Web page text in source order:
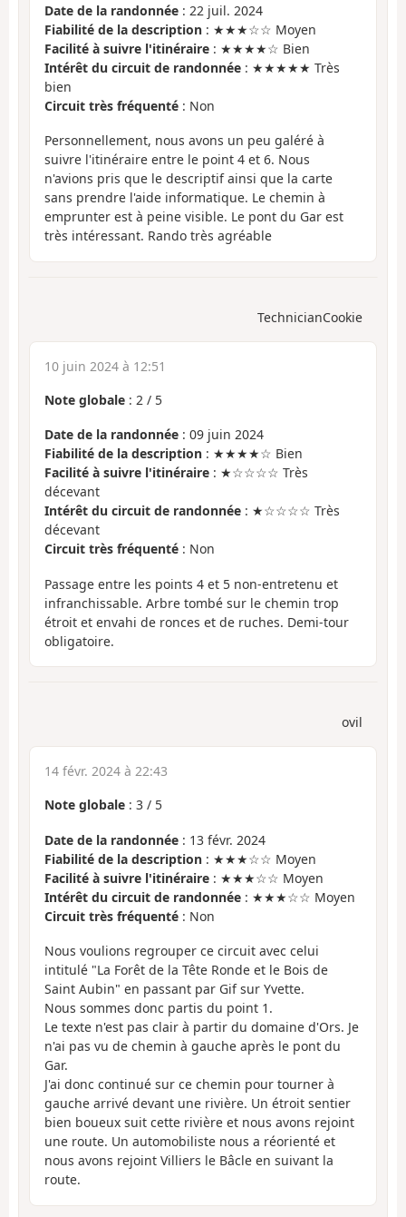
Date de la randonnée : 22 juil. 2024
Fiabilité de la description : ★★★☆☆ Moyen
Facilité à suivre l'itinéraire : ★★★★☆ Bien
Intérêt du circuit de randonnée : ★★★★★ Très
bien
Circuit très fréquenté : Non
Personnellement, nous avons un peu galéré à
suivre l'itinéraire entre le point 4 et 6. Nous
n'avions pris que le descriptif ainsi que la carte
sans prendre l'aide informatique. Le chemin à
emprunter est à peine visible. Le pont du Gar est
très intéressant. Rando très agréable
TechnicianCookie
10 juin 2024 à 12:51
Note globale : 2 / 5
Date de la randonnée : 09 juin 2024
Fiabilité de la description : ★★★★☆ Bien
Facilité à suivre l'itinéraire : ★☆☆☆☆ Très
décevant
Intérêt du circuit de randonnée : ★☆☆☆☆ Très
décevant
Circuit très fréquenté : Non
Passage entre les points 4 et 5 non-entretenu et
infranchissable. Arbre tombé sur le chemin trop
étroit et envahi de ronces et de ruches. Demi-tour
obligatoire.
ovil
14 févr. 2024 à 22:43
Note globale : 3 / 5
Date de la randonnée : 13 févr. 2024
Fiabilité de la description : ★★★☆☆ Moyen
Facilité à suivre l'itinéraire : ★★★☆☆ Moyen
Intérêt du circuit de randonnée : ★★★☆☆ Moyen
Circuit très fréquenté : Non
Nous voulions regrouper ce circuit avec celui
intitulé "La Forêt de la Tête Ronde et le Bois de
Saint Aubin" en passant par Gif sur Yvette.
Nous sommes donc partis du point 1.
Le texte n'est pas clair à partir du domaine d'Ors. Je
n'ai pas vu de chemin à gauche après le pont du
Gar.
J'ai donc continué sur ce chemin pour tourner à
gauche arrivé devant une rivière. Un étroit sentier
bien boueux suit cette rivière et nous avons rejoint
une route. Un automobiliste nous a réorienté et
nous avons rejoint Villiers le Bâcle en suivant la
route.